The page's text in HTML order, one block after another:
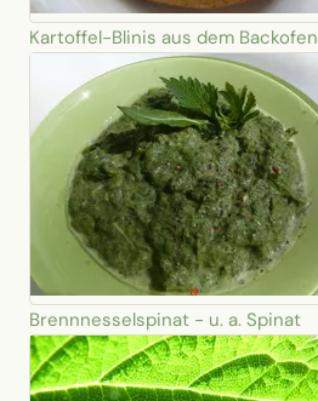
Kartoffel-Blinis aus dem Backofen
Brennnesselspinat - u. a. Spinat